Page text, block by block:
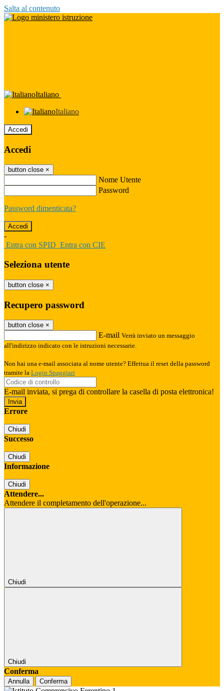
Salta al contenuto
Italiano
Italiano
Accedi
Accedi
button close ×
Nome Utente
Password
Password dimenticata?
-
Entra con SPID Entra con CIE
Seleziona utente
button close ×
Recupero password
button close ×
E-mail Verrà inviato un messaggio
all'indirizzo indicato con le istruzioni necessarie.
Non hai una e-mail associata al nome utente? Effettua il reset della password
tramite la Login Spaggiari
E-mail inviata, si prega di controllare la casella di posta elettronica!
Errore
Chiudi
Successo
Chiudi
Informazione
Chiudi
Attendere...
Attendere il completamento dell'operazione...
Chiudi
Chiudi
Conferma
Annulla Conferma